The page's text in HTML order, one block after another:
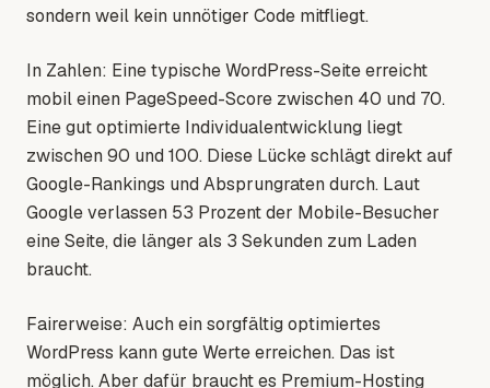
sondern weil kein unnötiger Code mitfliegt.
In Zahlen: Eine typische WordPress-Seite erreicht
mobil einen PageSpeed-Score zwischen 40 und 70.
Eine gut optimierte Individualentwicklung liegt
zwischen 90 und 100. Diese Lücke schlägt direkt auf
Google-Rankings und Absprungraten durch. Laut
Google verlassen 53 Prozent der Mobile-Besucher
eine Seite, die länger als 3 Sekunden zum Laden
braucht.
Fairerweise: Auch ein sorgfältig optimiertes
WordPress kann gute Werte erreichen. Das ist
möglich. Aber dafür braucht es Premium-Hosting